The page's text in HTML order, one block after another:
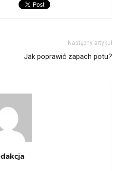
Następny artykuł
Jak poprawić zapach potu?